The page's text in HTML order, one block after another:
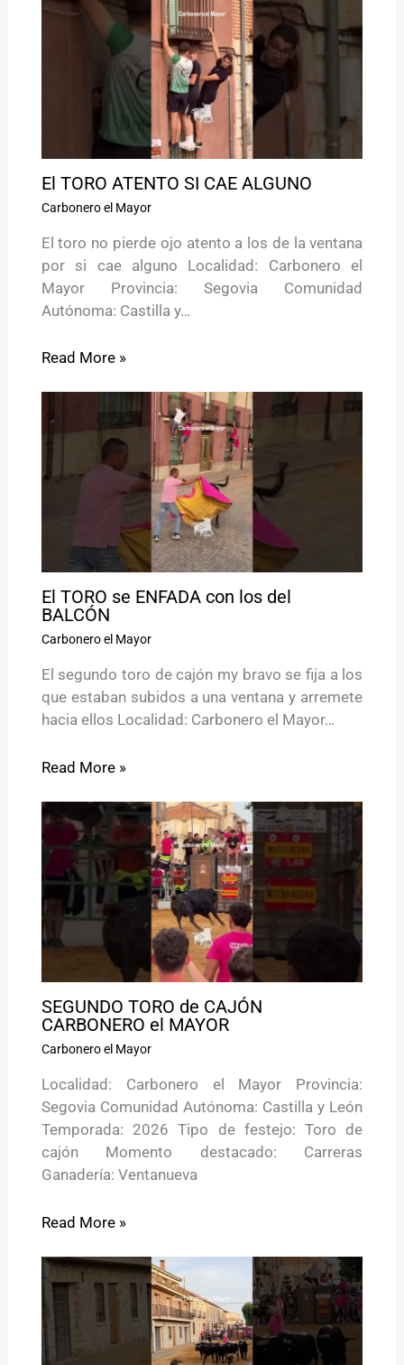
El TORO ATENTO SI CAE ALGUNO
Carbonero el Mayor
El toro no pierde ojo atento a los de la ventana
por si cae alguno Localidad: Carbonero el
Mayor Provincia: Segovia Comunidad
Autónoma: Castilla y…
Read More »
El TORO se ENFADA con los del
BALCÓN
Carbonero el Mayor
El segundo toro de cajón my bravo se fija a los
que estaban subidos a una ventana y arremete
hacia ellos Localidad: Carbonero el Mayor…
Read More »
SEGUNDO TORO de CAJÓN
CARBONERO el MAYOR
Carbonero el Mayor
Localidad: Carbonero el Mayor Provincia:
Segovia Comunidad Autónoma: Castilla y León
Temporada: 2026 Tipo de festejo: Toro de
cajón Momento destacado: Carreras
Ganadería: Ventanueva
Read More »